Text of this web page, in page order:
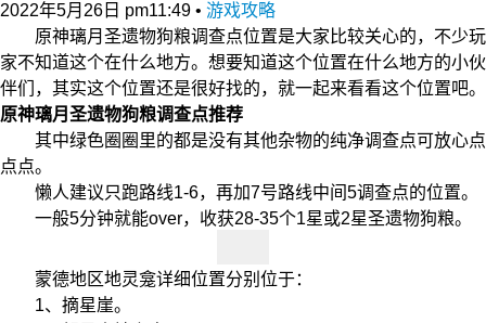
2022年5月26日 pm11:49 • 游戏攻略
原神璃月圣遗物狗粮调查点位置是大家比较关心的，不少玩
家不知道这个在什么地方。想要知道这个位置在什么地方的小伙
伴们，其实这个位置还是很好找的，就一起来看看这个位置吧。
原神璃月圣遗物狗粮调查点推荐
其中绿色圈圈里的都是没有其他杂物的纯净调查点可放心点
点点。
懒人建议只跑路线1-6，再加7号路线中间5调查点的位置。
一般5分钟就能over，收获28-35个1星或2星圣遗物狗粮。
蒙德地区地灵龛详细位置分别位于：
1、摘星崖。